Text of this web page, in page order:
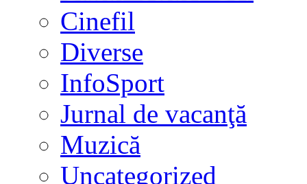
Cinefil
Diverse
InfoSport
Jurnal de vacanţă
Muzică
Uncategorized